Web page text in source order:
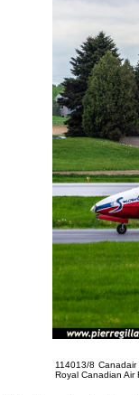
114013/8
Royal Canadian Air